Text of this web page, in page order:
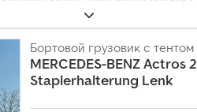
2 500 мм
Бортовой грузовик с тентом
MERCEDES-BENZActros
Staplerhalterung Lenk